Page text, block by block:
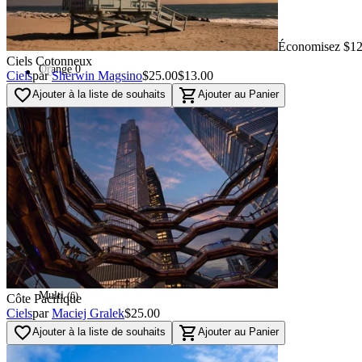
Red (16 )
Orange 0
Blue (46
Navi ( 87)
Green (32)
Multi (6)
Used - Good (16)
Used - Fair 0
Économisez
Ciels Cotonneux
Cielspar Sherwin Magsino$25.00$13.00
favorite_borderAjouter à la liste de souhaits shopping_cart Ajouter au Panier
Côte Pacifique
Cielspar Maciej Gralek$25.00
favorite_borderAjouter à la liste de souhaits shopping_cart Ajouter au Panier